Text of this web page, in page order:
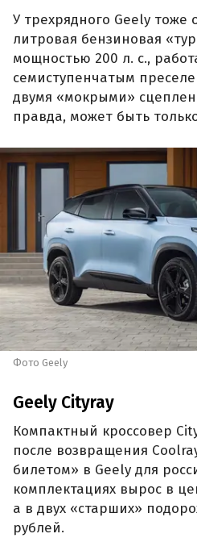
У трехрядного Geely тоже
литровая бензиновая
мощностью 200 л. с.,
семиступенчатым
двумя «мокрыми»
правда, может быть
Фото Geely
Geely Cityray
Компактный кроссовер
после возвращения
билетом» в Geely для
комплектациях вырос в
а в двух «старших»
рублей.